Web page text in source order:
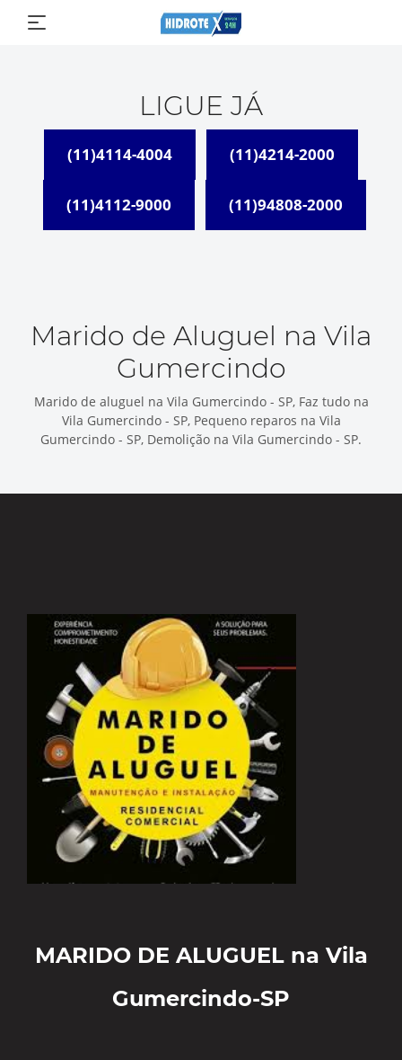
LIGUE JÁ
(11)4114-4004 (11)4214-2000
(11)4112-9000 (11)94808-2000
Marido de Aluguel na Vila
Gumercindo
Marido de aluguel na Vila Gumercindo - SP, Faz tudo na
Vila Gumercindo - SP, Pequeno reparos na Vila
Gumercindo - SP, Demolição na Vila Gumercindo - SP.
MARIDO DE ALUGUEL na Vila
Gumercindo-SP